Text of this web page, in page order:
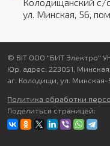
ул. Минская, 56,
© BIT ООО "БИТ Электро"
Юр. адрес: 223051,
аг. Колодищи, ул.
Политика обработки
Поделиться страницей: